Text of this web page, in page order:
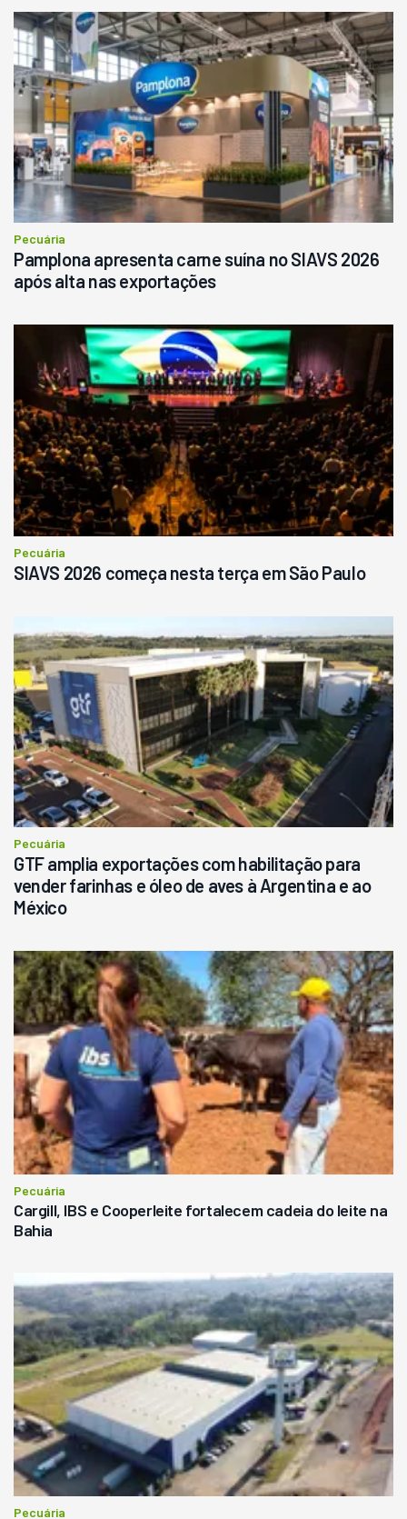
Pecuária
Pamplona apresenta carne suína no SIAVS 2026
após alta nas exportações
Pecuária
SIAVS 2026 começa nesta terça em São Paulo
Pecuária
GTF amplia exportações com habilitação para
vender farinhas e óleo de aves à Argentina e ao
México
Pecuária
Cargill, IBS e Cooperleite fortalecem cadeia do leite na
Bahia
Pecuária